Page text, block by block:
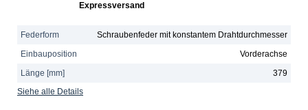
Expressversand
Federform
Schraubenfeder mit konstantem Drahtdurchmesser
Einbauposition
Vorderachse
Länge [mm]
379
Siehe alle Details